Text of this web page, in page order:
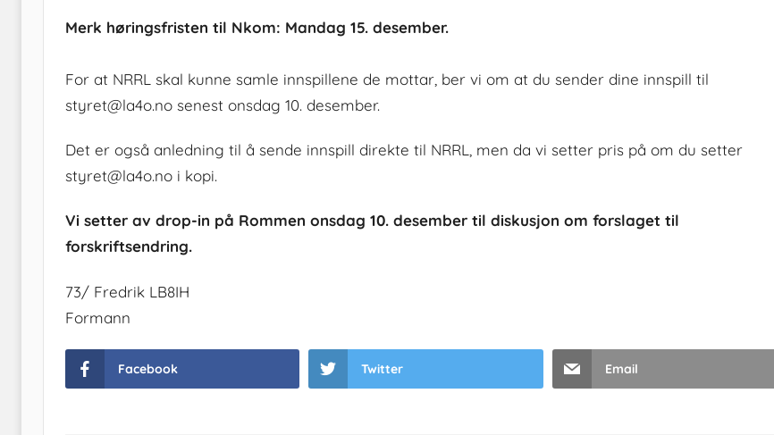
Merk høringsfristen til Nkom: Mandag 15. desember.
For at NRRL skal kunne samle innspillene de mottar, ber vi om at du sender dine innspill til
styret@la4o.no senest onsdag 10. desember.
Det er også anledning til å sende innspill direkte til NRRL, men da vi setter pris på om du setter
styret@la4o.no i kopi.
Vi setter av drop-in på Rommen onsdag 10. desember til diskusjon om forslaget til
forskriftsendring.
73/ Fredrik LB8IH
Formann
Facebook Twitter Email